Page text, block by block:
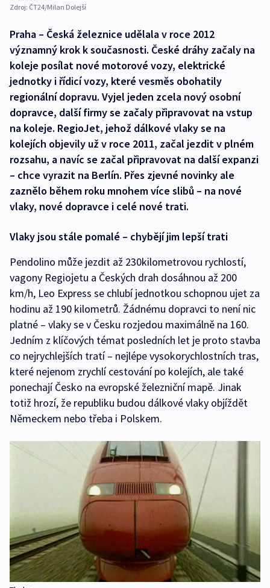
Zdroj: ČT24/Milan Dolejší
Praha – Česká železnice udělala v roce 2012
významný krok k současnosti. České dráhy začaly na
koleje posílat nové motorové vozy, elektrické
jednotky i řídicí vozy, které vesměs obohatily
regionální dopravu. Vyjel jeden zcela nový osobní
dopravce, další firmy se začaly připravovat na vstup
na koleje. RegioJet, jehož dálkové vlaky se na
kolejích objevily už v roce 2011, začal jezdit v plném
rozsahu, a navíc se začal připravovat na další expanzi
– chce vyrazit na Berlín. Přes zjevné novinky ale
zaznělo během roku mnohem více slibů – na nové
vlaky, nové dopravce i celé nové trati.
Vlaky jsou stále pomalé – chybějí jim lepší trati
Pendolino může jezdit až 230kilometrovou rychlostí,
vagony Regiojetu a Českých drah dosáhnou až 200
km/h, Leo Express se chlubí jednotkou schopnou ujet za
hodinu až 190 kilometrů. Žádnému dopravci to není nic
platné – vlaky se v Česku rozjedou maximálně na 160.
Jedním z klíčových témat posledních let je proto stavba
co nejrychlejších tratí – nejlépe vysokorychlostních tras,
které nejenom zrychlí cestování po kolejích, ale také
ponechají Česko na evropské železniční mapě. Jinak
totiž hrozí, že republiku budou dálkové vlaky objíždět
Německem nebo třeba i Polskem.